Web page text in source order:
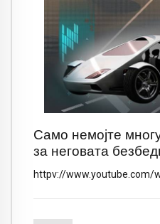
Само немојте
за неговата
httpv://www.youtube.com/